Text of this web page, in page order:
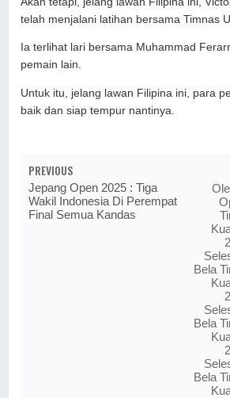
telah menjalani latihan bersama Timnas
Ia terlihat lari bersama Muhammad
pemain lain.
Untuk itu, jelang lawan Filipina ini, para
baik dan siap tempur nantinya.
PREVIOUS
Jepang Open 2025 : Tiga
Wakil Indonesia Di Perempat
Final Semua Kandas
Bela
Bela
Bela